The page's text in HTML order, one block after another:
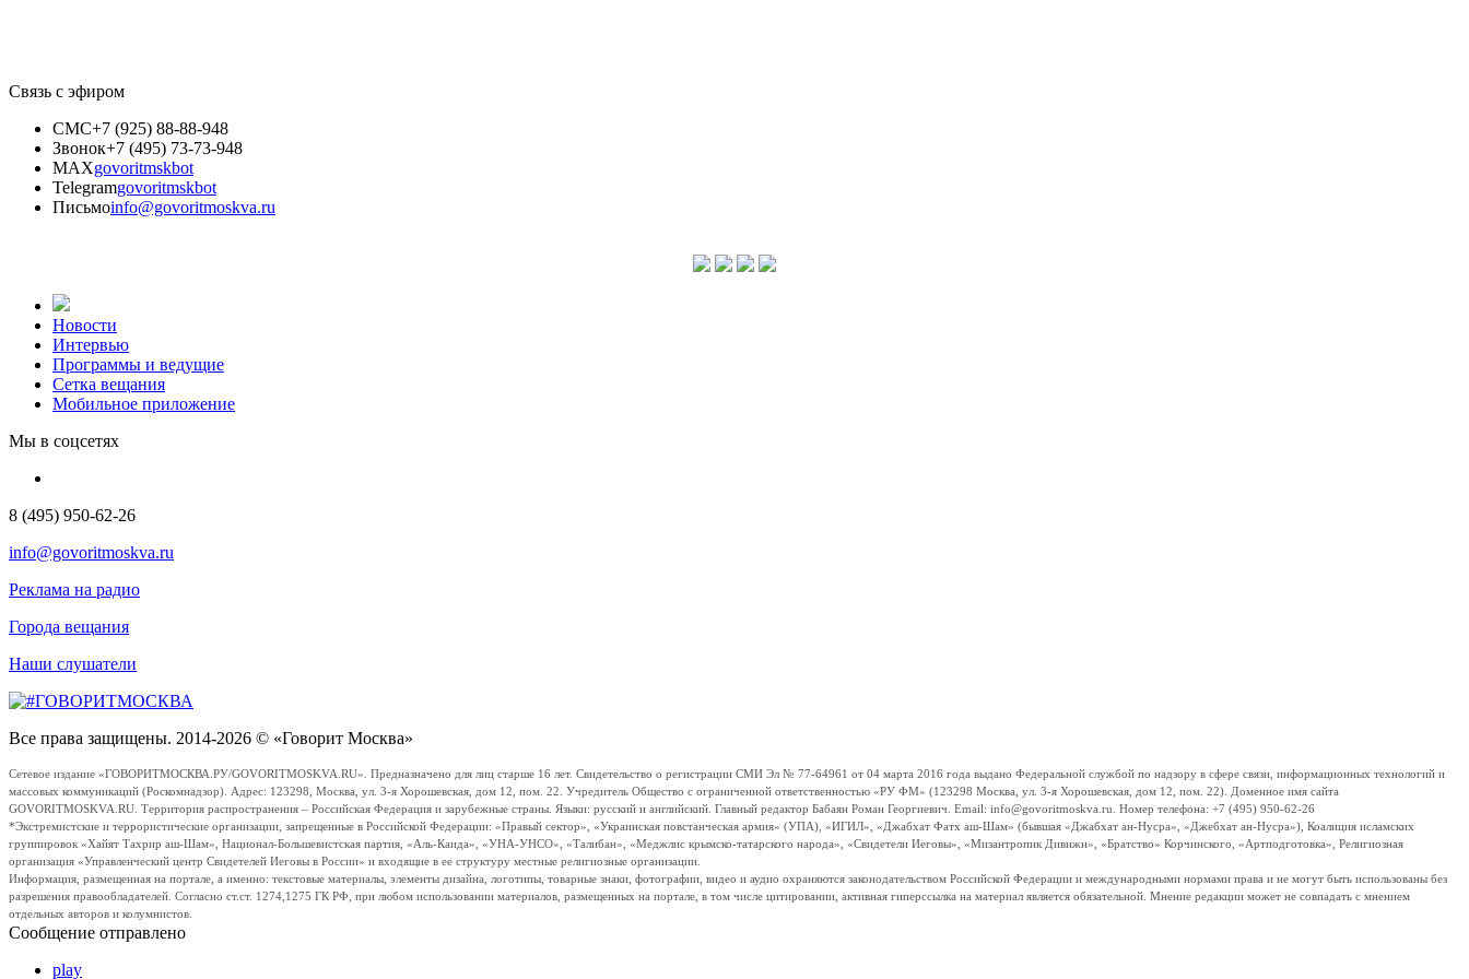
Связь с эфиром
СМС+7 (925) 88-88-948
Звонок+7 (495) 73-73-948
MAXgovoritmskbot
Telegramgovoritmskbot
Письмоinfo@govoritmoskva.ru
Новости
Интервью
Программы и ведущие
Сетка вещания
Мобильное приложение
Мы в соцсетях
8 (495) 950-62-26
info@govoritmoskva.ru
Реклама на радио
Города вещания
Наши слушатели
Все права защищены. 2014-2026 © «Говорит Москва»
Сетевое издание «ГОВОРИТМОСКВА.РУ/GOVORITMOSKVA.RU». Предназначено для лиц старше 16 лет. Свидетельство о регистрации СМИ Эл № 77-64961 от 04 марта 2016 года выдано Федеральной службой по надзору в сфере связи, информационных технологий и
массовых коммуникаций (Роскомнадзор). Адрес: 123298, Москва, ул. 3-я Хорошевская, дом 12, пом. 22. Учредитель Общество с ограниченной ответственностью «РУ ФМ» (123298 Москва, ул. 3-я Хорошевская, дом 12, пом. 22). Доменное имя сайта
GOVORITMOSKVA.RU. Территория распространения – Российская Федерация и зарубежные страны. Языки: русский и английский. Главный редактор Бабаян Роман Георгиевич. Email: info@govoritmoskva.ru. Номер телефона: +7 (495) 950-62-26
*Экстремистские и террористические организации, запрещенные в Российской Федерации: «Правый сектор», «Украинская повстанческая армия» (УПА), «ИГИЛ», «Джабхат Фатх аш-Шам» (бывшая «Джабхат ан-Нусра», «Джебхат ан-Нусра»), Коалиция исламских
группировок «Хайят Тахрир аш-Шам», Национал-Большевистская партия, «Аль-Каида», «УНА-УНСО», «Талибан», «Меджлис крымско-татарского народа», «Свидетели Иеговы», «Мизантропик Дивижн», «Братство» Корчинского, «Артподготовка», Религиозная
организация «Управленческий центр Свидетелей Иеговы в России» и входящие в ее структуру местные религиозные организации.
Информация, размещенная на портале, а именно: текстовые материалы, элементы дизайна, логотипы, товарные знаки, фотографии, видео и аудио охраняются законодательством Российской Федерации и международными нормами права и не могут быть использованы без
разрешения правообладателей. Согласно ст.ст. 1274,1275 ГК РФ, при любом использовании материалов, размещенных на портале, в том числе цитировании, активная гиперссылка на материал является обязательной. Мнение редакции может не совпадать с мнением
отдельных авторов и колумнистов.
Сообщение отправлено
play